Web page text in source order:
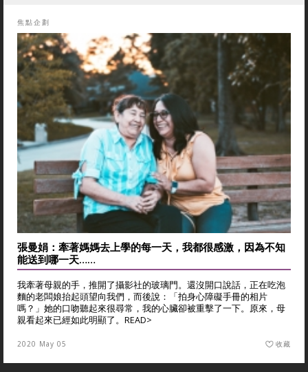
焦點企劃
張曼娟：牽著媽媽去上學的每一天，我都很感激，因為不知
能送到哪一天……
我牽著母親的手，推開了攝影社的玻璃門。還沒開口說話，正在吃泡
麵的老闆娘抬起頭望向我們，而後說：「拍身心障礙手冊的相片
嗎？」她的口吻聽起來很尋常，我的心臟卻被重擊了一下。原來，母
親看起來已經如此明顯了。 READ>
2020 May 05 收藏